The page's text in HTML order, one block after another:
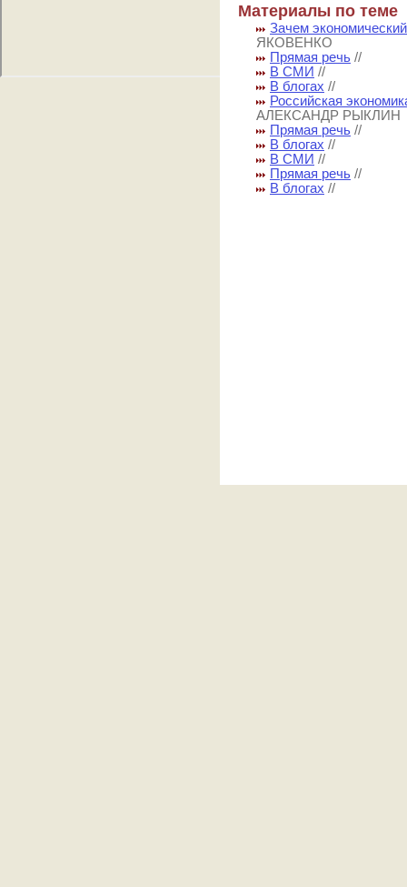
Материалы по теме
Зачем
ЯКОВЕНКО
Прямая речь //
В СМИ //
В блогах //
Российская
АЛЕКСАНДР РЫКЛИН
Прямая речь //
В блогах //
В СМИ //
Прямая речь //
В блогах //